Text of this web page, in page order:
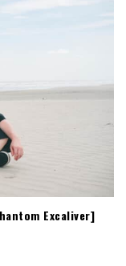
Excaliver]